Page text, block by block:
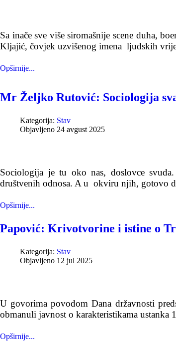
Sa inače sve više siromašnije scene duha,
Kljajić, čovjek uzvišenog imena ljudskih
Opširnije...
Mr Željko Rutović: Sociologija
Kategorija: Stav
Objavljeno 24 avgust 2025
Sociologija je tu oko nas, doslovce svuda.
društvenih odnosa. A u okviru njih, gotovo
Opširnije...
Papović: Krivotvorine i istine o
Kategorija: Stav
Objavljeno 12 jul 2025
U govorima povodom Dana državnosti
obmanuli javnost o karakteristikama ustanka
Opširnije...